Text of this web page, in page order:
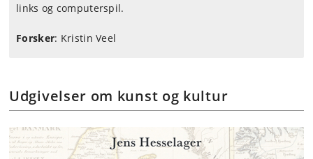
links og computerspil.
Forsker: Kristin Veel
Udgivelser om kunst og kultur